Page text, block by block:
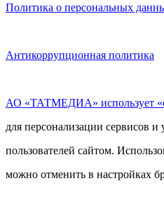
Политика о персональных
Антикоррупционная политика
АО «ТАТМЕДИА» использует
для персонализации сервисов и
пользователей сайтом.
можно отменить в настройках